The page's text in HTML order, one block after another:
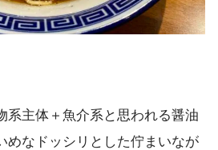
系主体＋魚介系と思われる醤油
めなドッシリとした佇まいなが